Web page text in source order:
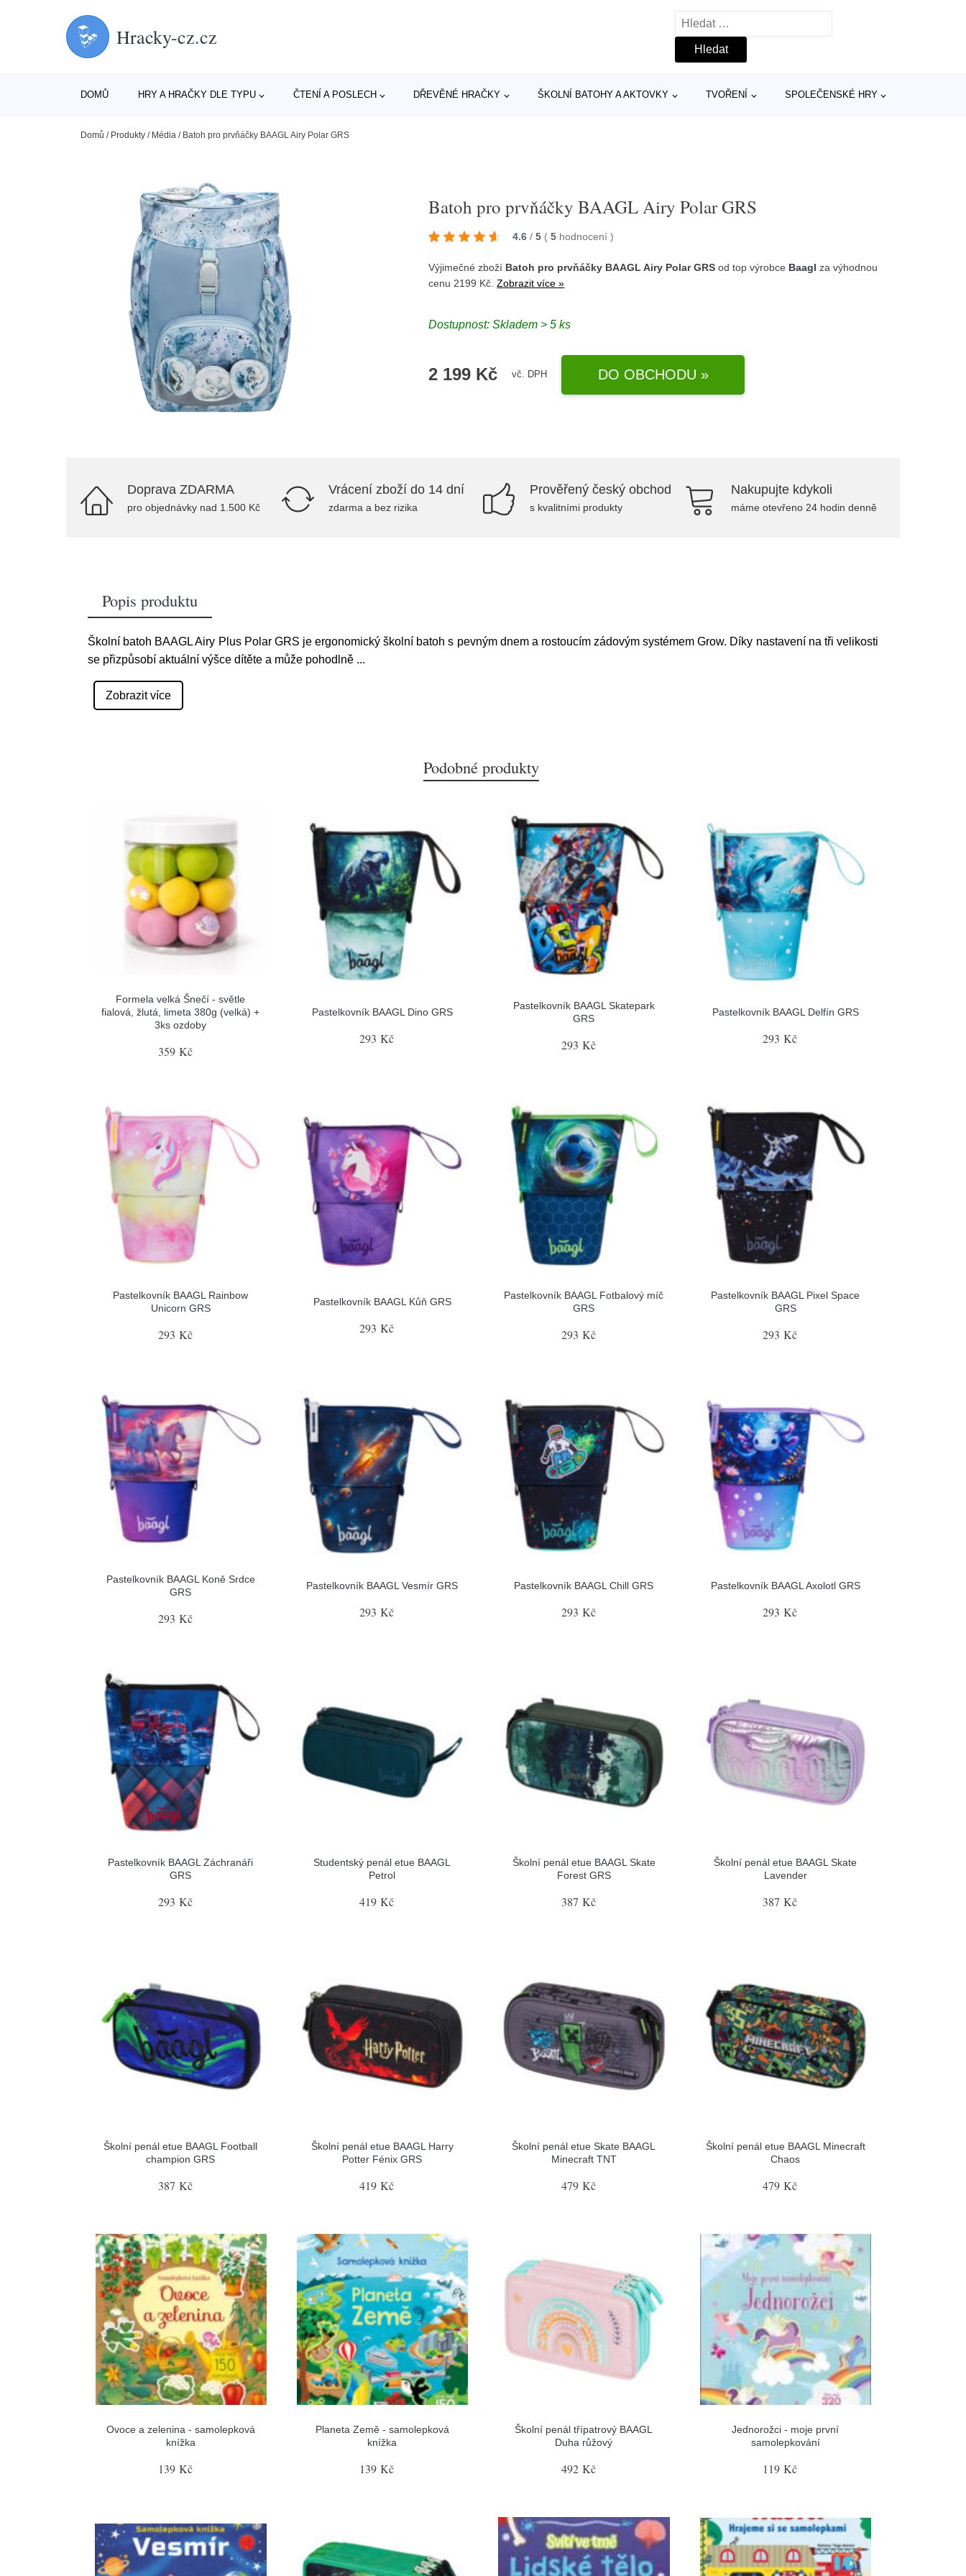
Hracky-cz.cz
Vyhledávání
DOMŮ HRY A HRAČKY DLE TYPU ČTENÍ A POSLECH DŘEVĚNÉ HRAČKY ŠKOLNÍ BATOHY A AKTOVKY TVOŘENÍ SPOLEČENSKÉ HRY
Domů / Produkty / Média / Batoh pro prvňáčky BAAGL Airy Polar GRS
Batoh pro prvňáčky BAAGL Airy Polar GRS
4.6 / 5 ( 5 hodnocení)
Výjimečné zboží Batoh pro prvňáčky BAAGL Airy Polar GRS od top výrobce Baagl za výhodnou
cenu 2199 Kč.Zobrazit více »
Dostupnost: Skladem > 5 ks
2 199 Kč vč. DPH DO OBCHODU »
Doprava ZDARMA
pro objednávky nad 1.500 Kč
Vrácení zboží do 14 dní
zdarma a bez rizika
Prověřený český obchod
s kvalitními produkty
Nakupujte kdykoli
máme otevřeno 24 hodin denně
Popis produktu
Školní batoh BAAGL Airy Plus Polar GRS je ergonomický školní batoh s pevným dnem a rostoucím zádovým systémem Grow. Díky nastavení na tři velikosti
se přizpůsobí aktuální výšce dítěte a může pohodlně ...
Zobrazit více
Podobné produkty
Formela velká Šnečí - světle
fialová, žlutá, limeta 380g (velká) +
3ks ozdoby
359 Kč
Pastelkovník BAAGL Dino GRS
293 Kč
Pastelkovník BAAGL Skatepark
GRS
293 Kč
Pastelkovník BAAGL Delfín GRS
293 Kč
Pastelkovník BAAGL Rainbow
Unicorn GRS
293 Kč
Pastelkovník BAAGL Kůň GRS
293 Kč
Pastelkovník BAAGL Fotbalový míč
GRS
293 Kč
Pastelkovník BAAGL Pixel Space
GRS
293 Kč
Pastelkovník BAAGL Koně Srdce
GRS
293 Kč
Pastelkovník BAAGL Vesmír GRS
293 Kč
Pastelkovník BAAGL Chill GRS
293 Kč
Pastelkovník BAAGL Axolotl GRS
293 Kč
Pastelkovník BAAGL Záchranáři
GRS
293 Kč
Studentský penál etue BAAGL
Petrol
419 Kč
Školní penál etue BAAGL Skate
Forest GRS
387 Kč
Školní penál etue BAAGL Skate
Lavender
387 Kč
Školní penál etue BAAGL Football
champion GRS
387 Kč
Školní penál etue BAAGL Harry
Potter Fénix GRS
419 Kč
Školní penál etue Skate BAAGL
Minecraft TNT
479 Kč
Školní penál etue BAAGL Minecraft
Chaos
479 Kč
Ovoce a zelenina - samolepková
knížka
139 Kč
Planeta Země - samolepková
knížka
139 Kč
Školní penál třípatrový BAAGL
Duha růžový
492 Kč
Jednorožci - moje první
samolepkování
119 Kč